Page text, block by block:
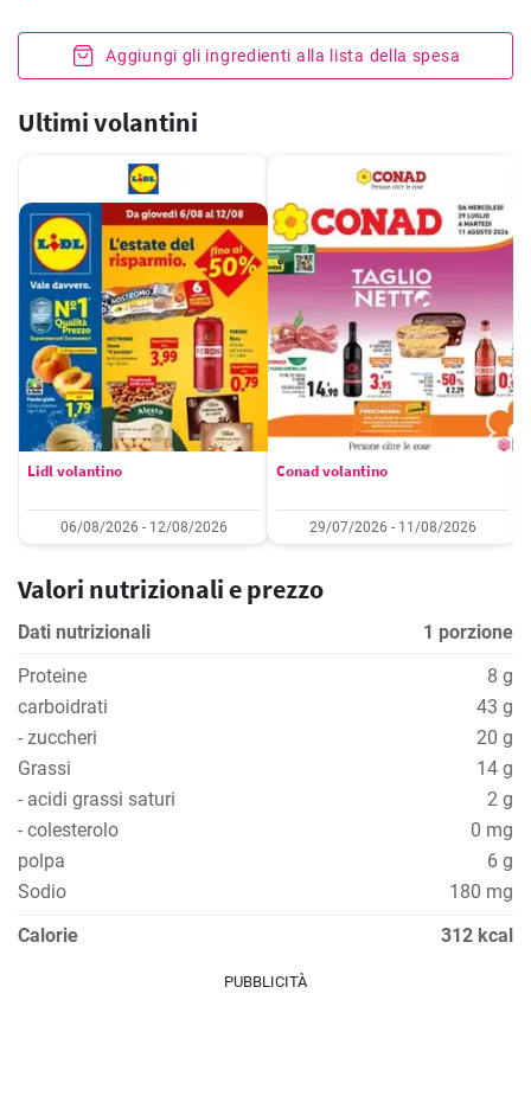
Aggiungi gli ingredienti alla lista della spesa
Ultimi volantini
Lidl volantino
06/08/2026 - 12/08/2026
Conad volantino
29/07/2026 - 11/08/2026
Valori nutrizionali e prezzo
Dati nutrizionali
1 porzione
Proteine
8 g
carboidrati
43 g
- zuccheri
20 g
Grassi
14 g
- acidi grassi saturi
2 g
- colesterolo
0 mg
polpa
6 g
Sodio
180 mg
Calorie
312 kcal
PUBBLICITÀ